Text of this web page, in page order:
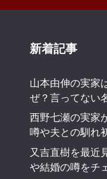
新着記事
山本由伸の実家
ぜ？言ってない
西野七瀬の実家
噂や夫との馴れ
又吉直樹を最近
や結婚の噂をチ